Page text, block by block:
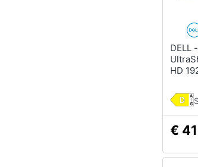
DELL - Monitor 23.8" LCD IPS
HD
€